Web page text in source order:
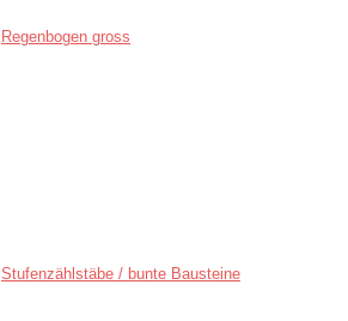
Regenbogen gross
Stufenzählstäbe / bunte Bausteine